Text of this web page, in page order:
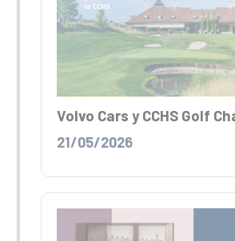
Volvo Cars y CCHS Golf
21/05/2026